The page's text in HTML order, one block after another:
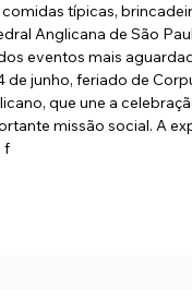
típicas,
Anglicana de São
eventos mais
de junho, feriado de
que une a
missão social. A
f